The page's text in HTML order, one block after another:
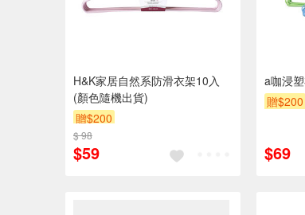
H&K家居自然系防滑衣架10入
(顏色隨機出貨)
贈$200
$ 98
$59
a咖浸
贈$200
$69